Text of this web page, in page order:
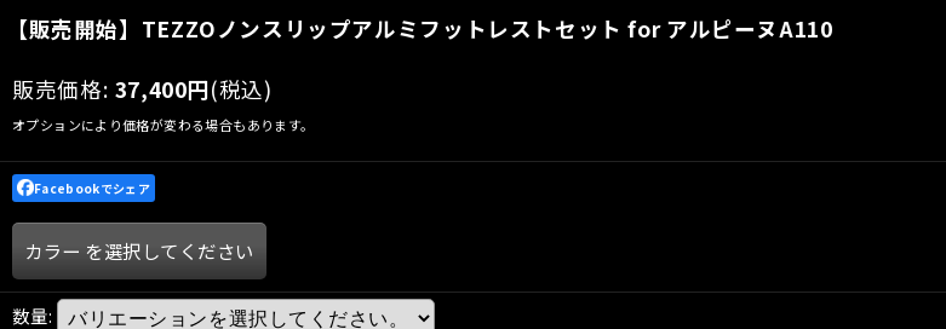
【販売開始】TEZZOノンスリップアルミフットレストセット for アルピーヌA110
販売価格: 37,400円(税込)
オプションにより価格が変わる場合もあります。
Facebookでシェア
カラー を選択してください
数量: